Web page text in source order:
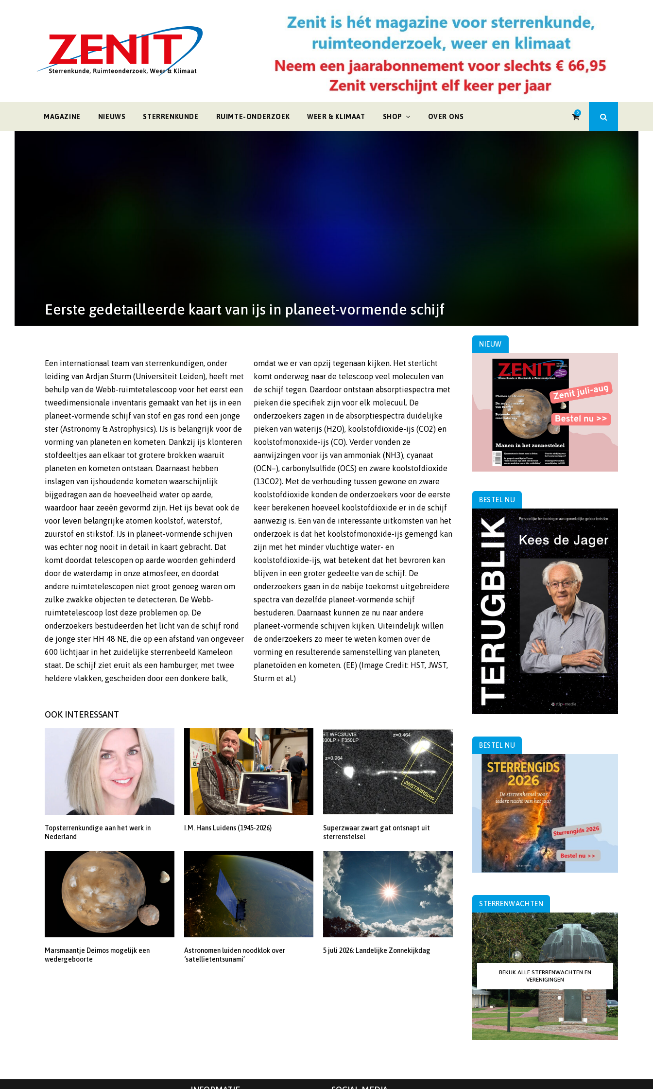
MAGAZINE NIEUWS STERRENKUNDE RUIMTE-ONDERZOEK WEER & KLIMAAT SHOP OVER ONS
0
Eerste gedetailleerde kaart van ijs in planeet-vormende schijf
Een internationaal team van sterrenkundigen, onder
leiding van Ardjan Sturm (Universiteit Leiden), heeft met
behulp van de Webb-ruimtetelescoop voor het eerst een
tweedimensionale inventaris gemaakt van het ijs in een
planeet-vormende schijf van stof en gas rond een jonge
ster (Astronomy & Astrophysics). IJs is belangrijk voor de
vorming van planeten en kometen. Dankzij ijs klonteren
stofdeeltjes aan elkaar tot grotere brokken waaruit
planeten en kometen ontstaan. Daarnaast hebben
inslagen van ijshoudende kometen waarschijnlijk
bijgedragen aan de hoeveelheid water op aarde,
waardoor haar zeeën gevormd zijn. Het ijs bevat ook de
voor leven belangrijke atomen koolstof, waterstof,
zuurstof en stikstof. IJs in planeet-vormende schijven
was echter nog nooit in detail in kaart gebracht. Dat
komt doordat telescopen op aarde woorden gehinderd
door de waterdamp in onze atmosfeer, en doordat
andere ruimtetelescopen niet groot genoeg waren om
zulke zwakke objecten te detecteren. De Webb-
ruimtetelescoop lost deze problemen op. De
onderzoekers bestudeerden het licht van de schijf rond
de jonge ster HH 48 NE, die op een afstand van ongeveer
600 lichtjaar in het zuidelijke sterrenbeeld Kameleon
staat. De schijf ziet eruit als een hamburger, met twee
heldere vlakken, gescheiden door een donkere balk,
omdat we er van opzij tegenaan kijken. Het sterlicht
komt onderweg naar de telescoop veel moleculen van
de schijf tegen. Daardoor ontstaan absorptiespectra met
pieken die specifiek zijn voor elk molecuul. De
onderzoekers zagen in de absorptiespectra duidelijke
pieken van waterijs (H2O), koolstofdioxide-ijs (CO2) en
koolstofmonoxide-ijs (CO). Verder vonden ze
aanwijzingen voor ijs van ammoniak (NH3), cyanaat
(OCN–), carbonylsulfide (OCS) en zware koolstofdioxide
(13CO2). Met de verhouding tussen gewone en zware
koolstofdioxide konden de onderzoekers voor de eerste
keer berekenen hoeveel koolstofdioxide er in de schijf
aanwezig is. Een van de interessante uitkomsten van het
onderzoek is dat het koolstofmonoxide-ijs gemengd kan
zijn met het minder vluchtige water- en
koolstofdioxide-ijs, wat betekent dat het bevroren kan
blijven in een groter gedeelte van de schijf. De
onderzoekers gaan in de nabije toekomst uitgebreidere
spectra van dezelfde planeet-vormende schijf
bestuderen. Daarnaast kunnen ze nu naar andere
planeet-vormende schijven kijken. Uiteindelijk willen
de onderzoekers zo meer te weten komen over de
vorming en resulterende samenstelling van planeten,
planetoïden en kometen. (EE) (Image Credit: HST, JWST,
Sturm et al.)
OOK INTERESSANT
Topsterrenkundige aan het werk in
Nederland
I.M. Hans Luidens (1945-2026)
Superzwaar zwart gat ontsnapt uit
sterrenstelsel
Marsmaantje Deimos mogelijk een
wedergeboorte
Astronomen luiden noodklok over
‘satellietentsunami’
5 juli 2026: Landelijke Zonnekijkdag
NIEUW
BESTEL NU
BESTEL NU
STERRENWACHTEN
BEKIJK ALLE STERRENWACHTEN EN
VERENIGINGEN